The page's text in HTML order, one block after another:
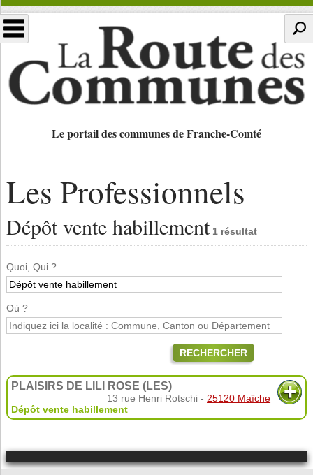
Le portail des communes de Franche-Comté
Les Professionnels
Dépôt vente habillement 1 résultat
Quoi, Qui ?
Où ?
RECHERCHER
PLAISIRS DE LILI ROSE (LES)
13 rue Henri Rotschi - 25120 Maîche
Dépôt vente habillement